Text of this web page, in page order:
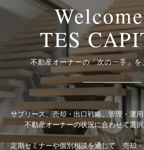
TES
不動産オーナーの「次の一手」を
サブリース、売却・出口戦略、管理・運
不動産オーナーの状況に合わせて選
定期セミナーや個別相談を通じて、売却